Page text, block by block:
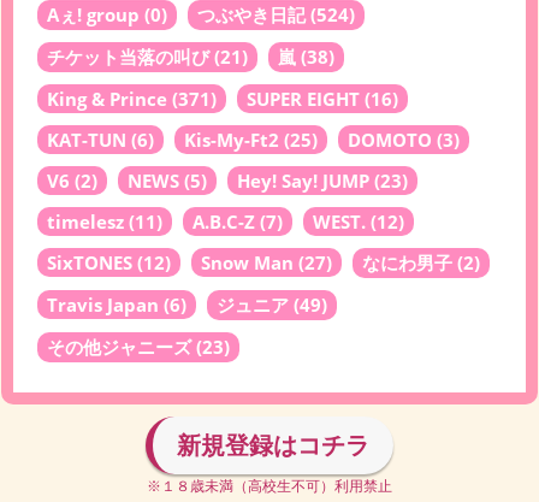
Aぇ! group (0) つぶやき日記(524)
チケット当落の叫び(21) 嵐 (38)
King & Prince (371) SUPER EIGHT (16)
KAT-TUN (6) Kis-My-Ft2 (25) DOMOTO (3)
V6 (2) NEWS (5) Hey! Say! JUMP (23)
timelesz (11) A.B.C-Z (7) WEST. (12)
SixTONES (12) Snow Man (27) なにわ男子 (2)
Travis Japan (6) ジュニア (49)
その他ジャニーズ(23)
新規登録はコチラ
※１８歳未満（高校生不可）利用禁止